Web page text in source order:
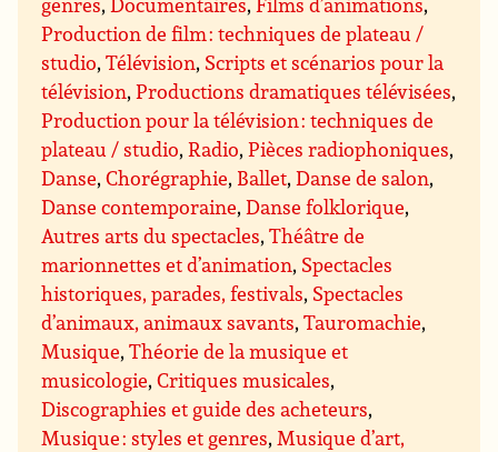
Production de film : techniques de plateau /
studio,Télévision, Scripts et scénarios pour la
télévision,Productions dramatiques télévisées,
Production pour la télévision : techniques de
plateau / studio,Radio,Pièces radiophoniques,
Danse,Chorégraphie, Ballet,Danse de salon,
Danse contemporaine,Danse folklorique,
Autres arts du spectacles,Théâtre de
marionnettes et d’animation, Spectacles
historiques, parades, festivals, Spectacles
d’animaux, animaux savants,Tauromachie,
Musique,Théorie de la musique et
musicologie,Critiques musicales,
Discographies et guide des acheteurs,
Musique : styles et genres,Musique d’art,